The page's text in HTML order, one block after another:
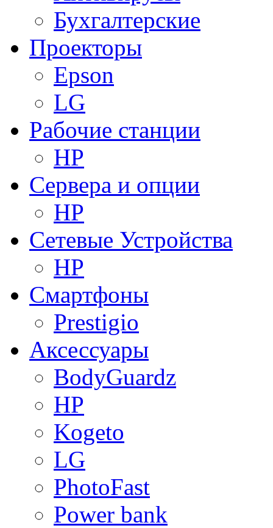
Бухгалтерские
Проекторы
Epson
LG
Рабочие станции
HP
Сервера и опции
HP
Сетевые Устройства
HP
Смартфоны
Prestigio
Аксессуары
BodyGuardz
HP
Kogeto
LG
PhotoFast
Power bank